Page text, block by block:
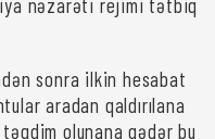
sonra ilkin hesabat
aradan qaldırılana
olunana qədər bu